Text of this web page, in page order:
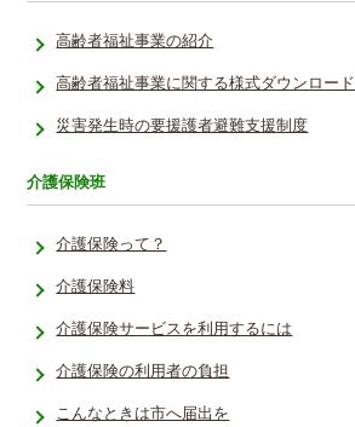
高齢者福祉事業の紹介
高齢者福祉事業に関する様式ダウンロード
災害発生時の要援護者避難支援制度
介護保険班
介護保険って？
介護保険料
介護保険サービスを利用するには
介護保険の利用者の負担
こんなときは市へ届出を